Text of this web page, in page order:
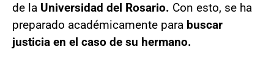
de la Universidad del Rosario. Con esto, se ha
preparado académicamente para buscar
justicia en el caso de su hermano.